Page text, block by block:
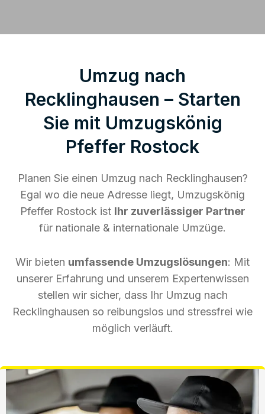
Umzug nach
Recklinghausen – Starten
Sie mit Umzugskönig
Pfeffer Rostock
Planen Sie einen Umzug nach Recklinghausen?
Egal wo die neue Adresse liegt, Umzugskönig
Pfeffer Rostock ist Ihr zuverlässiger Partner
für nationale & internationale Umzüge.
Wir bieten umfassende Umzugslösungen: Mit
unserer Erfahrung und unserem Expertenwissen
stellen wir sicher, dass Ihr Umzug nach
Recklinghausen so reibungslos und stressfrei wie
möglich verläuft.